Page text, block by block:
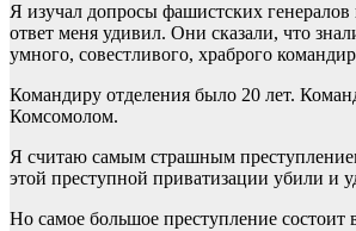
Я изучал допросы фашистских
ответ меня удивил. Они сказали, что
умного, совестливого, храброго
Командиру отделения было 20 лет.
Комсомолом.
Я считаю самым страшным
этой преступной приватизации убили и
Но самое большое преступление состоит